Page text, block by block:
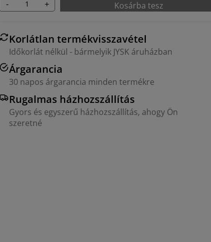
- + Kosárba tesz
Korlátlan termékvisszavétel
Időkorlát nélkül - bármelyik JYSK áruházban
Árgarancia
30 napos árgarancia minden termékre
Rugalmas házhozszállítás
Gyors és egyszerű házhozszállítás, ahogy Ön
szeretné